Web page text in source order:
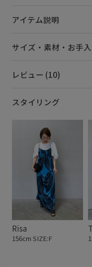
アイテム説明
サイズ・素材・お手
レビュー (10)
スタイリング
Risa
156cm SIZE:F